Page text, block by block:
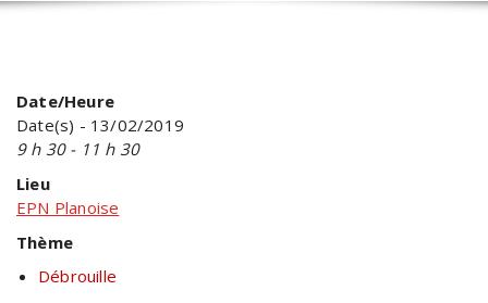
Date/Heure
Date(s) - 13/02/2019
9 h 30 - 11 h 30
Lieu
EPN Planoise
Thème
Débrouille